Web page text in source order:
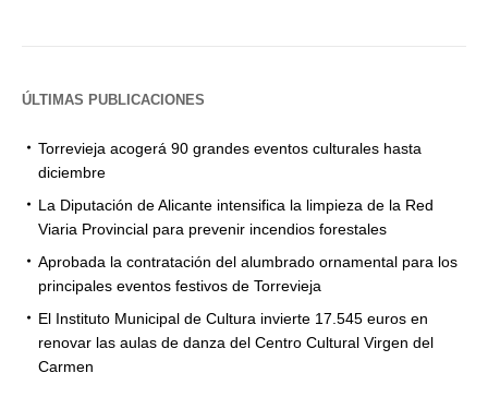
ÚLTIMAS PUBLICACIONES
Torrevieja acogerá 90 grandes eventos culturales hasta
diciembre
La Diputación de Alicante intensifica la limpieza de la Red
Viaria Provincial para prevenir incendios forestales
Aprobada la contratación del alumbrado ornamental para los
principales eventos festivos de Torrevieja
El Instituto Municipal de Cultura invierte 17.545 euros en
renovar las aulas de danza del Centro Cultural Virgen del
Carmen